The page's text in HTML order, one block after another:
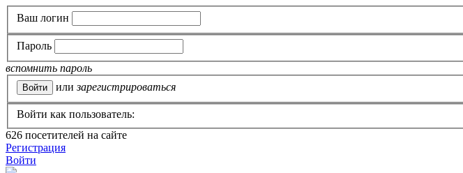
Ваш логин
Пароль
вспомнить пароль
или зарегистрироваться
Войти как пользователь:
626 посетителей на сайте
Регистрация
Войти